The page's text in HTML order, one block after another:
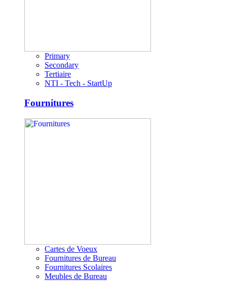
Primary
Secondary
Tertiaire
NTI - Tech - StartUp
Fournitures
Cartes de Voeux
Fournitures de Bureau
Fournitures Scolaires
Meubles de Bureau